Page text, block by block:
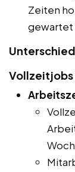
Zeiten
gewartet
Vollzeitjobs